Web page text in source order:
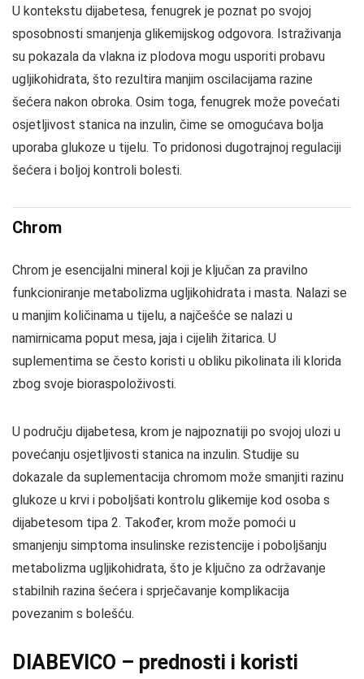
U kontekstu dijabetesa, fenugrek je poznat po svojoj
sposobnosti smanjenja glikemijskog odgovora. Istraživanja
su pokazala da vlakna iz plodova mogu usporiti probavu
ugljikohidrata, što rezultira manjim oscilacijama razine
šećera nakon obroka. Osim toga, fenugrek može povećati
osjetljivost stanica na inzulin, čime se omogućava bolja
uporaba glukoze u tijelu. To pridonosi dugotrajnoj regulaciji
šećera i boljoj kontroli bolesti.
Chrom
Chrom je esencijalni mineral koji je ključan za pravilno
funkcioniranje metabolizma ugljikohidrata i masta. Nalazi se
u manjim količinama u tijelu, a najčešće se nalazi u
namirnicama poput mesa, jaja i cijelih žitarica. U
suplementima se često koristi u obliku pikolinata ili klorida
zbog svoje bioraspoloživosti.
U području dijabetesa, krom je najpoznatiji po svojoj ulozi u
povećanju osjetljivosti stanica na inzulin. Studije su
dokazale da suplementacija chromom može smanjiti razinu
glukoze u krvi i poboljšati kontrolu glikemije kod osoba s
dijabetesom tipa 2. Također, krom može pomoći u
smanjenju simptoma insulinske rezistencije i poboljšanju
metabolizma ugljikohidrata, što je ključno za održavanje
stabilnih razina šećera i sprječavanje komplikacija
povezanim s bolešću.
DIABEVICO – prednosti i koristi